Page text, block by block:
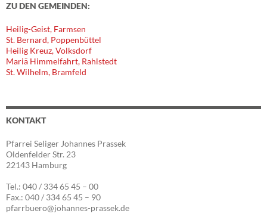
ZU DEN GEMEINDEN:
Heilig-Geist, Farmsen
St. Bernard, Poppenbüttel
Heilig Kreuz, Volksdorf
Mariä Himmelfahrt, Rahlstedt
St. Wilhelm, Bramfeld
KONTAKT
Pfarrei Seliger Johannes Prassek
Oldenfelder Str. 23
22143 Hamburg
Tel.: 040 / 334 65 45 – 00
Fax.: 040 / 334 65 45 – 90
pfarrbuero@johannes-prassek.de